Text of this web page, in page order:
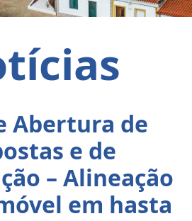
Abertura de
e de
– Alineação
em hasta